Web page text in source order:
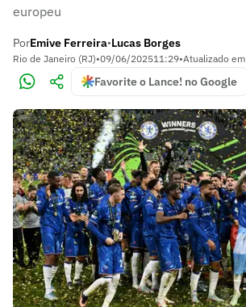
europeu
PorEmive Ferreira•Lucas Borges
Rio de Janeiro (RJ)•09/06/202511:29•Atualizado em
Favorite o Lance! no Google